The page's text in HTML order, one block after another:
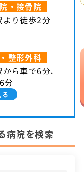
・接骨院
より徒歩2分
整形外科
ら車で6分、
分
る
病院を検索